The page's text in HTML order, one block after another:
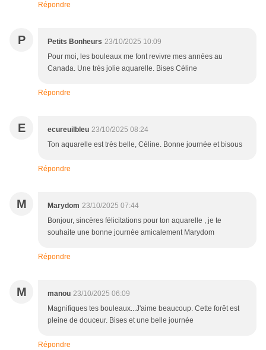
Répondre
P Petits Bonheurs 23/10/2025 10:09
Pour moi, les bouleaux me font revivre mes années au
Canada. Une très jolie aquarelle. Bises Céline
Répondre
E ecureuilbleu 23/10/2025 08:24
Ton aquarelle est très belle, Céline. Bonne journée et bisous
Répondre
M Marydom 23/10/2025 07:44
Bonjour, sincères félicitations pour ton aquarelle , je te
souhaite une bonne journée amicalement Marydom
Répondre
M manou 23/10/2025 06:09
Magnifiques tes bouleaux...J'aime beaucoup. Cette forêt est
pleine de douceur. Bises et une belle journée
Répondre